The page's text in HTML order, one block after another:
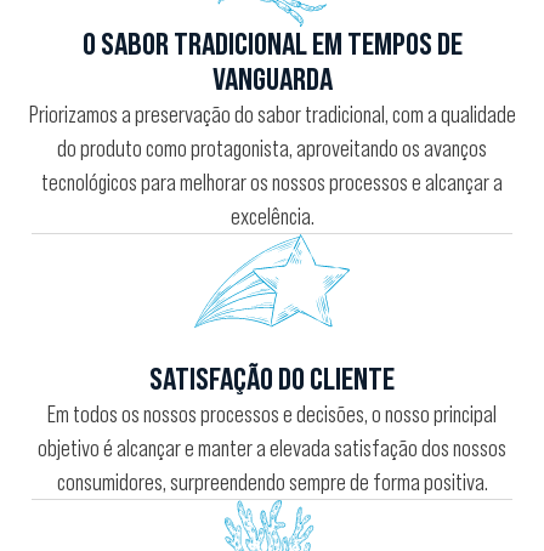
O SABOR TRADICIONAL EM TEMPOS DE
VANGUARDA
Priorizamos a preservação do sabor tradicional, com a qualidade
do produto como protagonista, aproveitando os avanços
tecnológicos para melhorar os nossos processos e alcançar a
excelência.
SATISFAÇÃO DO CLIENTE
Em todos os nossos processos e decisões, o nosso principal
objetivo é alcançar e manter a elevada satisfação dos nossos
consumidores, surpreendendo sempre de forma positiva.